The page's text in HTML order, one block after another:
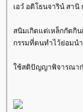
เอวํ อติโธนจารินํ สา
สนิมเกิดแต่เหล็กกัดกิน
กรรมที่ตนทำไว้ย่อมน
ช้สติปัญญาพิจารณาก่อ